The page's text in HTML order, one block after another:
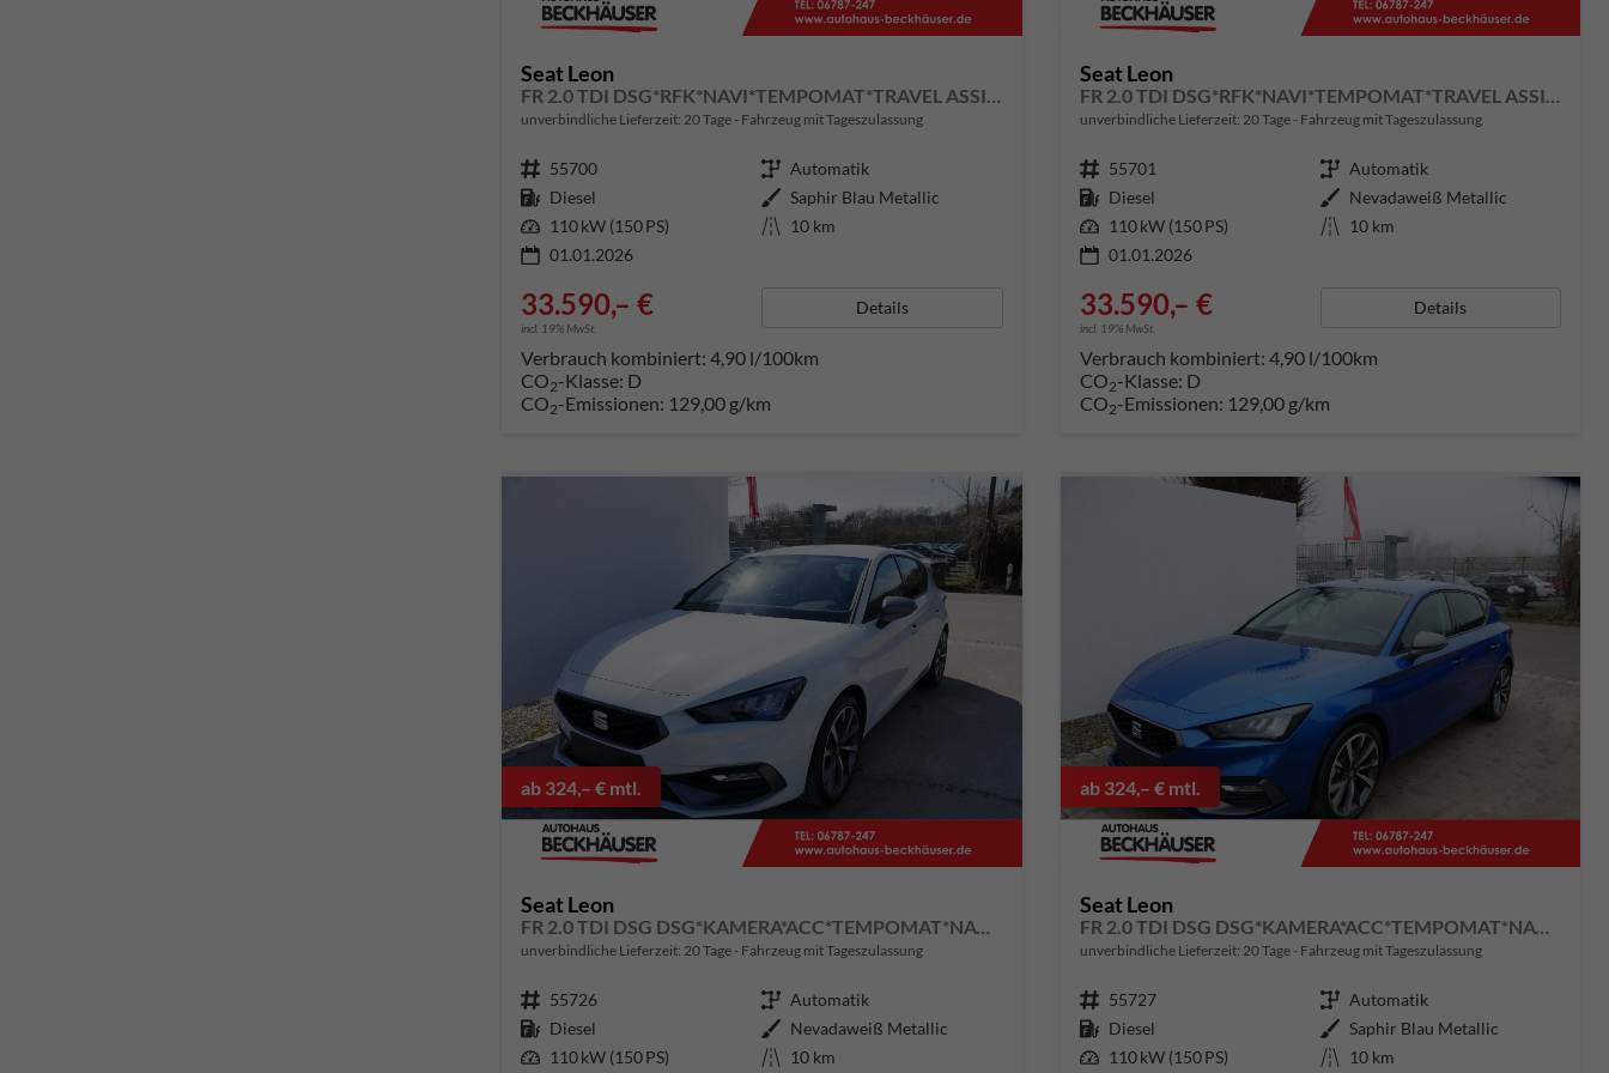
Seat Leon
FR 2.0 TDI DSG*RFK*NAVI*TEMPOMAT*TRAVEL ASSIST* FULL LINK* KEYLESS-GO*
unverbindliche Lieferzeit: 20 Tage Fahrzeug mit Tageszulassung
Fahrzeugnummer 55700 Getriebe Automatik
Kraftstoff Diesel Außenfarbe Saphir Blau Metallic
Leistung 110 kW (150 PS) Kilometerstand 10 km
01.01.2026
33.590,– €
incl. 19% MwSt.
Details
Verbrauch kombiniert:4,90 l/100km
CO2-Klasse: D
CO2-Emissionen: 129,00 g/km
Seat Leon
FR 2.0 TDI DSG*RFK*NAVI*TEMPOMAT*TRAVEL ASSIST* FULL LINK* KEYLESS-GO*
unverbindliche Lieferzeit: 20 Tage Fahrzeug mit Tageszulassung
Fahrzeugnummer 55701 Getriebe Automatik
Kraftstoff Diesel Außenfarbe Nevadaweiß Metallic
Leistung 110 kW (150 PS) Kilometerstand 10 km
01.01.2026
33.590,– €
incl. 19% MwSt.
Details
Verbrauch kombiniert: 4,90 l/100km
CO2-Klasse: D
CO2-Emissionen: 129,00 g/km
ab 324,– € mtl.
Seat Leon
unverbindliche Lieferzeit: 20 Tage Fahrzeug mit Tageszulassung
Fahrzeugnummer 55726 Getriebe Automatik
Kraftstoff Diesel Außenfarbe Nevadaweiß Metallic
Leistung 110 kW (150 PS) Kilometerstand 10 km
ab 324,– € mtl.
Seat Leon
FR 2.0 TDI DSG DSG*KAMERA*ACC*TEMPOMAT*NAVI*3-ZONE KLIMAAUTOMATIK*VIRTUAL COCKPIT*
unverbindliche Lieferzeit: 20 Tage Fahrzeug mit Tageszulassung
Fahrzeugnummer 55727 Getriebe Automatik
Kraftstoff Diesel Außenfarbe Saphir Blau Metallic
Leistung 110 kW (150 PS) Kilometerstand 10 km